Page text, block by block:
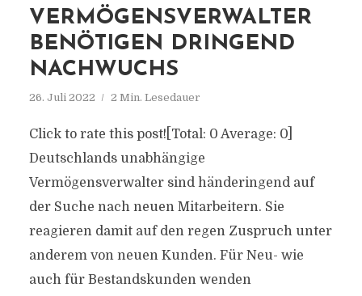
VERMÖGENSVERWALTER
BENÖTIGEN DRINGEND
NACHWUCHS
26. Juli 2022 2 Min. Lesedauer
Click to rate this post![Total: 0 Average: 0]
Deutschlands unabhängige
Vermögensverwalter sind händeringend auf
der Suche nach neuen Mitarbeitern. Sie
reagieren damit auf den regen Zuspruch unter
anderem von neuen Kunden. Für Neu- wie
auch für Bestandskunden wenden